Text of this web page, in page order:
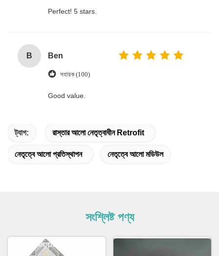
Perfect! 5 stars.
B Ben
সহায়ক (100)
Good value.
ট্যাগ: রাস্তার আলো নেতৃত্বাধীন Retrofit
নেতৃত্বে আলো প্রতিস্থাপন নেতৃত্বে আলো মডিউল
সংশ্লিষ্ট পণ্য